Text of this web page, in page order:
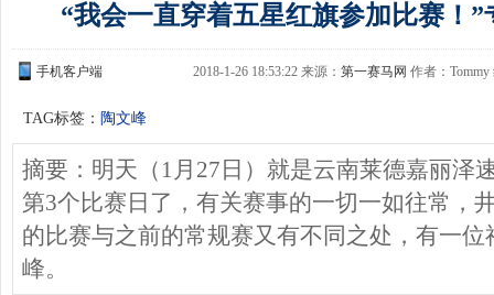
“我会一直穿着五星红旗参加比赛！
手机客户端 2018-1-26 18:53:22 来源：第一赛马网 作者：
TAG标签： 陶文峰
摘要：明天（1月27日）就是云南莱德嘉丽泽
第3个比赛日了，有关赛事的一切一如往常，
的比赛与之前的常规赛又有不同之处，有一
峰。